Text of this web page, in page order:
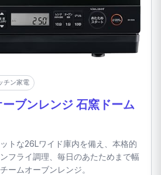
チン家電
ブンレンジ 石窯ドーム
トな26Lワイド庫内を備え、本格的
フライ調理、毎日のあたためまで幅
ームオーブンレンジ。